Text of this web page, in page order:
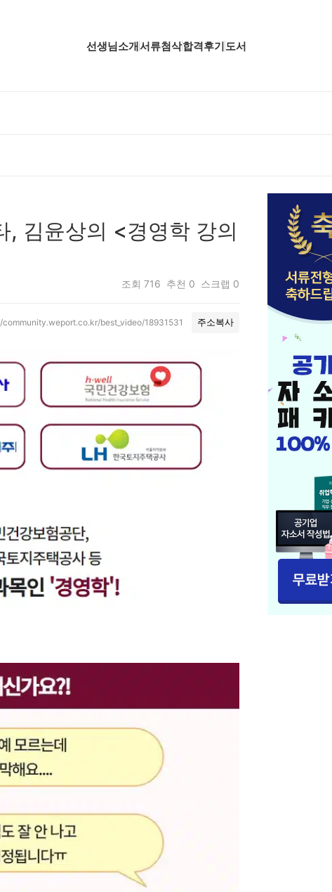
선생님소개서류첨삭합격후기 도서
직무핵심분석
합격자소서 핵심분석
, 김윤상의 <경영학 강의
조회 716 추천 0 스크랩 0
community.weport.co.kr/best_video/18931531 주소복사